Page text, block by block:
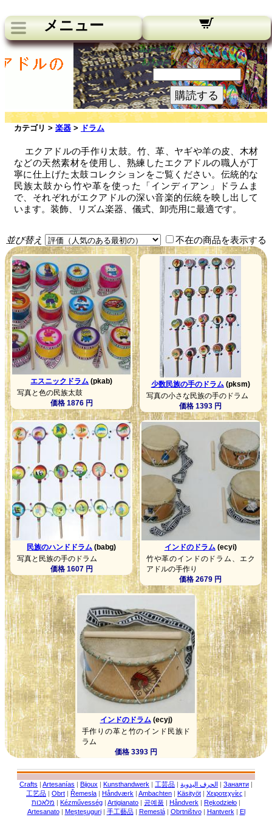
メニュー
私たちのニュースレター：
あなたのメールアドレス:
購読する
カテゴリ > 楽器 > ドラム
エクアドルの手作り太鼓。竹、革、ヤギや羊の皮、木材
などの天然素材を使用し、熟練したエクアドルの職人が丁
寧に仕上げた太鼓コレクションをご覧ください。伝統的な
民族太鼓から竹や革を使った「インディアン」ドラムま
で、それぞれがエクアドルの深い音楽的伝統を映し出して
います。装飾、リズム楽器、儀式、卸売用に最適です。
並び替え 不在の商品を表示する
エスニックドラム (pkab)
写真と色の民族太鼓
価格 1876 円
少数民族の手のドラム(pksm)
写真の小さな民族の手のドラム
価格 1393 円
民族のハンドドラム (babg)
写真と民族の手のドラム
価格 1607 円
インドのドラム (ecyi)
竹や革のインドのドラム、エク
アドルの手作り
価格 2679 円
インドのドラム(ecyj)
手作りの革と竹のインド民族ド
ラム
価格 3393 円
Crafts Artesanías Bijoux Kunsthandwerk 工芸品 الحرف اليدوية Занаяти
工艺品
Obrt Řemesla Håndværk Ambachten Käsityöt Χειροτεχνίες
מלאכות
Kézművesség Artigianato 공예품 Håndverk Rękodzieło
Artesanato| Meșteșuguri| 手工藝品| Remeslá| Obrtništvo| Hantverk
El